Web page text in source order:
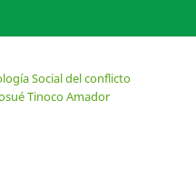
Social del conflicto
Tinoco Amador